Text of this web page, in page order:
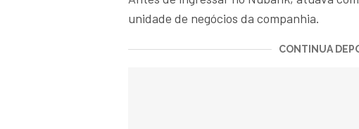
unidade de negócios da companhia.
CONTINUA